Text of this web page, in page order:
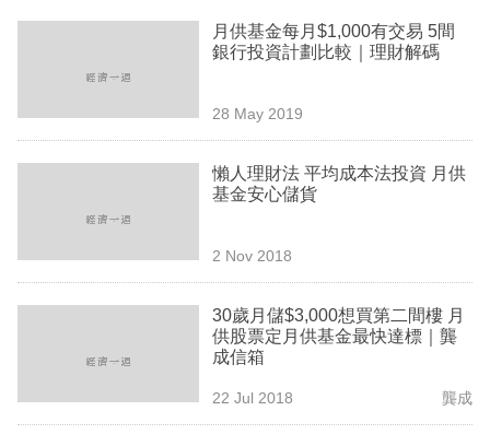
欄
區
月供基金每月$1,000有交易 5間
銀行投資計劃比較｜理財解碼
28 May 2019
懶人理財法 平均成本法投資 月供
基金安心儲貨
2 Nov 2018
30歲月儲$3,000想買第二間樓 月
供股票定月供基金最快達標｜龔
成信箱
22 Jul 2018 龔成